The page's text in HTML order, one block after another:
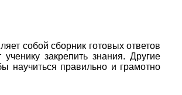
собой сборник готовых ответов
закрепить знания. Другие
научиться правильно и грамотно